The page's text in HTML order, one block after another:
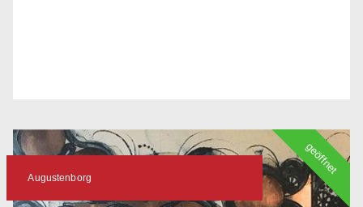
Augustenborg
geöffnet